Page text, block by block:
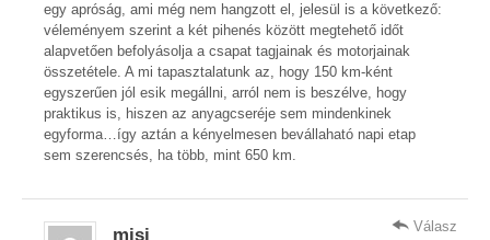
egy apróság, ami még nem hangzott el, jelesül is a következő:
véleményem szerint a két pihenés között megtehető időt
alapvetően befolyásolja a csapat tagjainak és motorjainak
összetétele. A mi tapasztalatunk az, hogy 150 km-ként
egyszerűen jól esik megállni, arról nem is beszélve, hogy
praktikus is, hiszen az anyagcseréje sem mindenkinek
egyforma…így aztán a kényelmesen bevállaható napi etap
sem szerencsés, ha több, mint 650 km.
misi Válasz